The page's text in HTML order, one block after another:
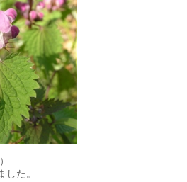
た。